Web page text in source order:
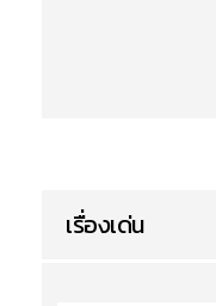
เรื่องเด่น